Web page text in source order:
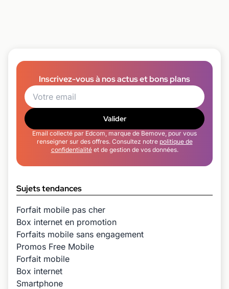
Inscrivez-vous à nos actus et bons plans
Valider
Email collecté par Edcom, marque de Bemove, pour vous
renseigner sur des offres. Consultez notre politique de
confidentialitéet de gestion de vos données.
Sujets tendances
Forfait mobile pas cher
Box internet en promotion
Forfaits mobile sans engagement
Promos Free Mobile
Forfait mobile
Box internet
Smartphone